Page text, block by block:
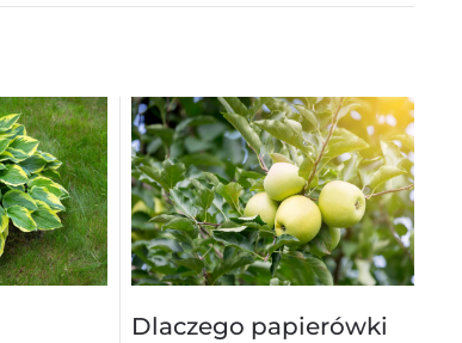
Dlaczego papierówki